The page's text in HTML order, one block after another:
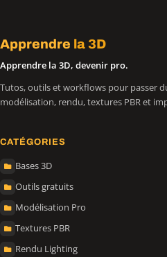
Apprendre la 3D
Apprendre la 3D, devenir pro.
Tutos, outils et workflows pour passer
modélisation, rendu, textures PBR et
CATÉGORIES
Bases 3D
Outils gratuits
Modélisation Pro
Textures PBR
Rendu Lighting